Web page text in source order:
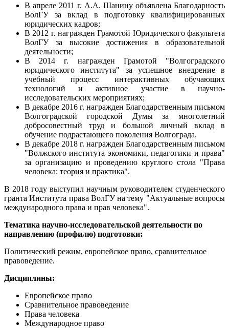
В апреле 2011 г. А.А. Шанину объявлена Благодарность
ВолГУ за вклад в подготовку квалифицированных
юридических кадров;
В 2012 г. награжден Грамотой Юридического факультета
ВолГУ за высокие достижения в образовательной
деятельности;
В 2014 г. награжден Грамотой "Волгоградского
юридического института" за успешное внедрение в
учебный процесс интерактивных обучающих
технологий и активное участие в научно-
исследовательских мероприятиях;
В декабре 2016 г. награжден Благодарственным письмом
Волгоградской городской Думы за многолетний
добросовестный труд и большой личный вклад в
обучение подрастающего поколения Волгограда.
В декабре 2018 г. награжден Благодарственным письмом
"Волжского института экономики, педагогики и права"
за организацию и проведению круглого стола "Права
человека: теория и практика".
В 2018 году выступил научным руководителем студенческого
гранта Института права ВолГУ на тему "Актуальные вопросы
международного права и прав человека".
Тематика научно-исследовательской деятельности по
направлению (профилю) подготовки:
Политический режим, европейское право, сравнительное
правоведение.
Дисциплины:
Европейское право
Сравнительное правоведение
Права человека
Международное право